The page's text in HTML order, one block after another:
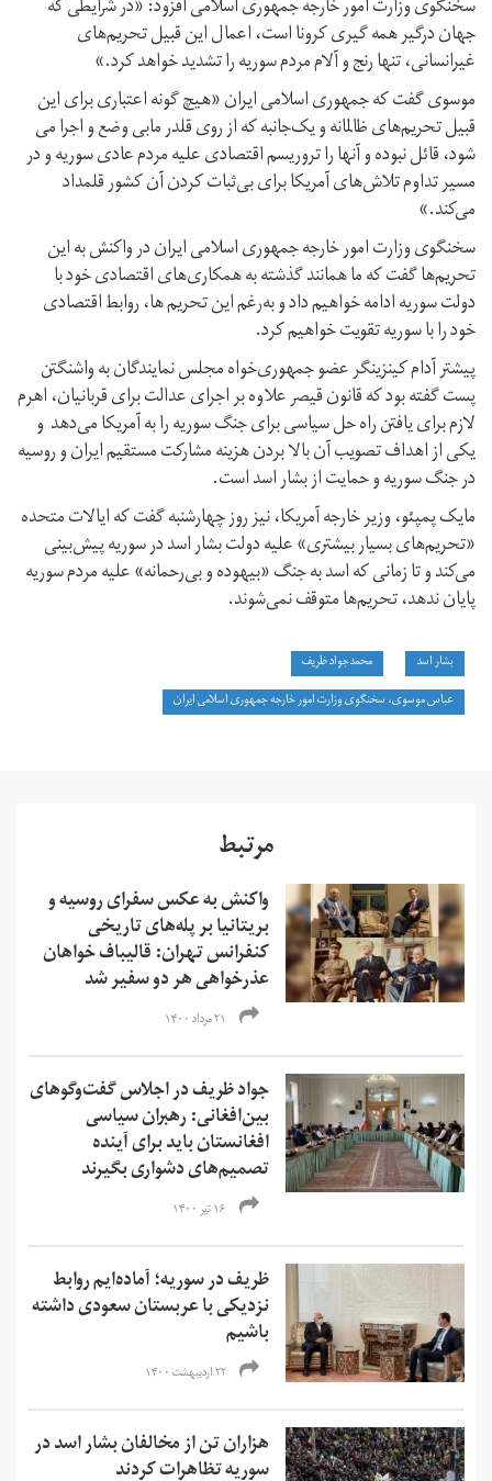
سخنگوی وزارت امور خارجه جمهوری اسلامی افزود: «در شرایطی که
جهان درگیر همه گیری کرونا است، اعمال این قبیل تحریم‌های
غیرانسانی، تنها رنج و آلام مردم سوریه را تشدید خواهد کرد.»
موسوی گفت که جمهوری اسلامی ایران «هیچ گونه اعتباری برای این
قبیل تحریم‌های ظالمانه و یک‌جانبه که از روی قلدر مابی وضع و اجرا می
شود، قائل نبوده و آنها را تروریسم اقتصادی علیه مردم عادی سوریه و در
مسیر تداوم تلاش‌های آمریکا برای بی‌ثبات کردن آن کشور قلمداد
می‌کند.»
سخنگوی وزارت امور خارجه جمهوری اسلامی ایران در واکنش به این
تحریم‌ها گفت که ما همانند گذشته به همکاری‌های اقتصادی خود با
دولت سوریه ادامه خواهیم داد و به‌رغم این تحریم ها، روابط اقتصادی
خود را با سوریه تقویت خواهیم کرد.
پیشتر آدام کینزینگر عضو جمهوری‌خواه مجلس نمایندگان به واشنگتن
پست گفته بود که قانون قیصر علاوه بر اجرای عدالت برای قربانیان، اهرم
لازم برای یافتن راه حل سیاسی برای جنگ سوریه را به آمریکا می‌دهد و
یکی از اهداف تصویب آن بالا بردن هزینه مشارکت مستقیم ایران و روسیه
در جنگ سوریه و حمایت از بشار اسد است.
مایک پمپئو، وزیر خارجه آمریکا، نیز روز چهارشنبه گفت که ایالات متحده
«تحریم‌های بسیار بیشتری» علیه دولت بشار اسد در سوریه پیش‌بینی
می‌کند و تا زمانی که اسد به جنگ «بیهوده و بی‌رحمانه» علیه مردم سوریه
پایان ندهد، تحریم‌ها متوقف نمی‌شوند.
بشار اسد
محمدجواد ظریف
عباس موسوی، سخنگوی وزارت امور خارجه جمهوری اسلامی ایران
مرتبط
واکنش‌‌ به عکس سفرای روسیه و
بریتانیا بر پله‌‌های تاریخی
کنفرانس تهران: قالیباف خواهان
عذرخواهی هر دو سفیر شد
۲۱ مرداد ۱۴۰۰
جواد ظریف در اجلاس گفت‌وگوهای
بین‌افغانی: رهبران سیاسی
افغانستان باید برای آینده
تصمیم‌های دشواری بگیرند
۱۶ تیر ۱۴۰۰
ظریف در سوریه؛ آماده‌ایم روابط
نزدیکی با عربستان سعودی داشته
باشیم
۲۲ اردیبهشت ۱۴۰۰
هزاران تن از مخالفان بشار اسد در
سوریه تظاهرات کردند